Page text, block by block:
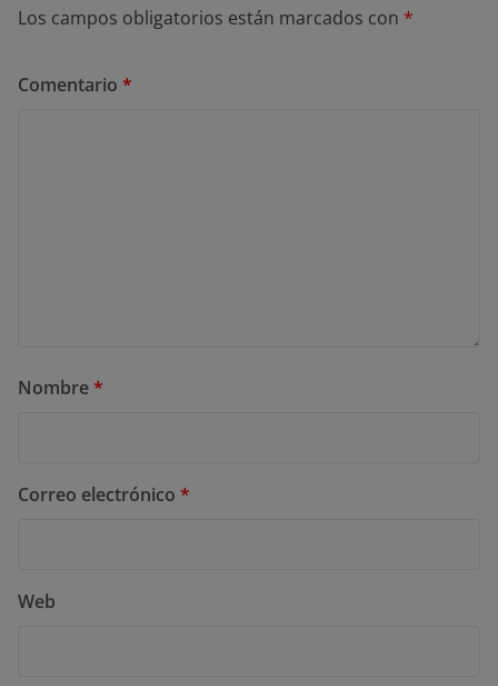
Los campos obligatorios están marcados con *
Comentario *
Nombre*
Correo electrónico *
Web